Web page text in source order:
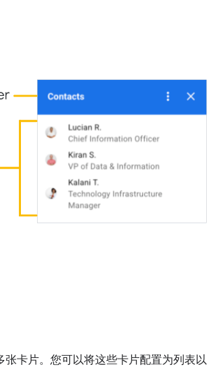
张卡片。您可以将这些卡片配置为列表以